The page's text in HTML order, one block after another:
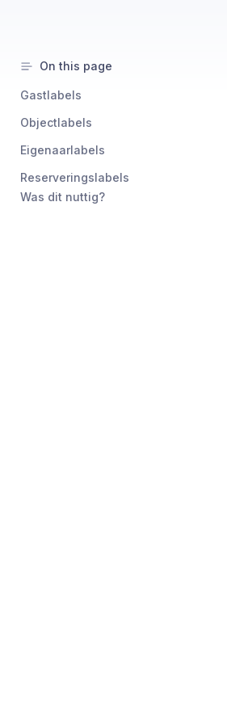
On this page
Gastlabels
Objectlabels
Eigenaarlabels
Reserveringslabels
Was dit nuttig?